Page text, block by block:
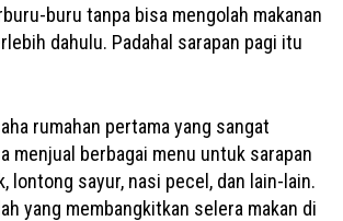
buru tanpa bisa mengolah makanan
dahulu. Padahal sarapan pagi itu
rumahan pertama yang sangat
menjual berbagai menu untuk sarapan
lontong sayur, nasi pecel, dan lain-lain.
yang membangkitkan selera makan di